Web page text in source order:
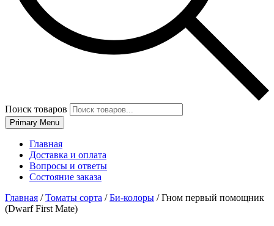
Поиск товаров
Primary Menu
Главная
Доставка и оплата
Вопросы и ответы
Состояние заказа
Главная /Томаты сорта /Би-колоры /Гном первый помощник
(Dwarf First Mate)